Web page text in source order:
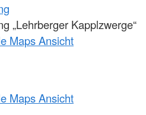
„Lehrberger Kapplzwerge“
Maps Ansicht
Maps Ansicht